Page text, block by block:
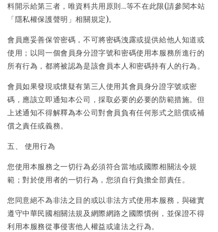
料開示給第三者，唯資料共用原則...等不在此限(請參閱本站
「隱私權保護聲明」相關規定)。
會員應妥善保管密碼，不可將密碼洩露或提供給他人知道或
使用；以同一個會員身分證字號和密碼使用本服務所進行的
所有行為，都將被認為是該會員本人和密碼持有人的行為。
會員如果發現或懷疑有第三人使用其會員身分證字號或密
碼，應該立即通知本公司，採取必要的必要的防範措施。但
上述通知不得解釋為本公司對會員負有任何形式之賠償或補
償之責任或義務。
五、 使用行為
您使用本服務之一切行為必須符合當地或國際相關法令規
範；對於使用者的一切行為，您須自行負擔全部責任。
您同意絕不為非法之目的或以非法方式使用本服務，與確實
遵守中華民國相關法規及網際網路之國際慣例，並保證不得
利用本服務從事侵害他人權益或違法之行為。